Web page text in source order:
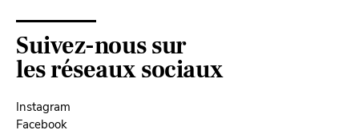
Suivez-nous sur
les réseaux sociaux
Instagram
Facebook